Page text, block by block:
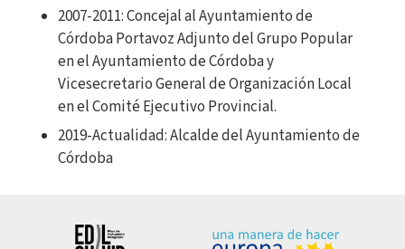
2007-2011: Concejal al Ayuntamiento de
Córdoba Portavoz Adjunto del Grupo Popular
en el Ayuntamiento de Córdoba y
Vicesecretario General de Organización Local
en el Comité Ejecutivo Provincial.
2019-Actualidad: Alcalde del Ayuntamiento de
Córdoba